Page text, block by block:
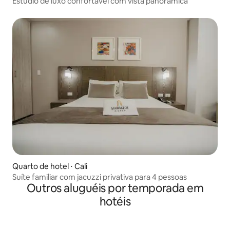
Quarto de hotel ⋅ Cali
Suíte familiar com jacuzzi privativa para 4 pessoas
Outros aluguéis por temporada em
hotéis